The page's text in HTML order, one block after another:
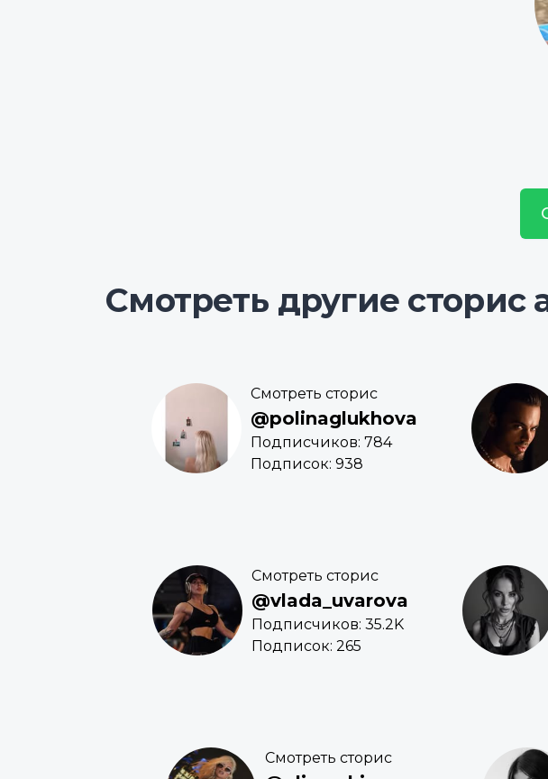
Смотреть другие сторис
Смотреть сторис
@polinaglukhova
Подписчиков: 784
Подписок: 938
Смотреть сторис
@vlada_uvarova
Подписчиков: 35.2K
Подписок: 265
Смотреть сторис